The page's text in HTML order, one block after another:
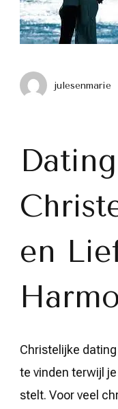
julesenmarie
en
Christelijke
te vinden terwijl
stelt. Voor veel